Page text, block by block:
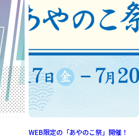
WEB限定の「あやのこ祭」開催！